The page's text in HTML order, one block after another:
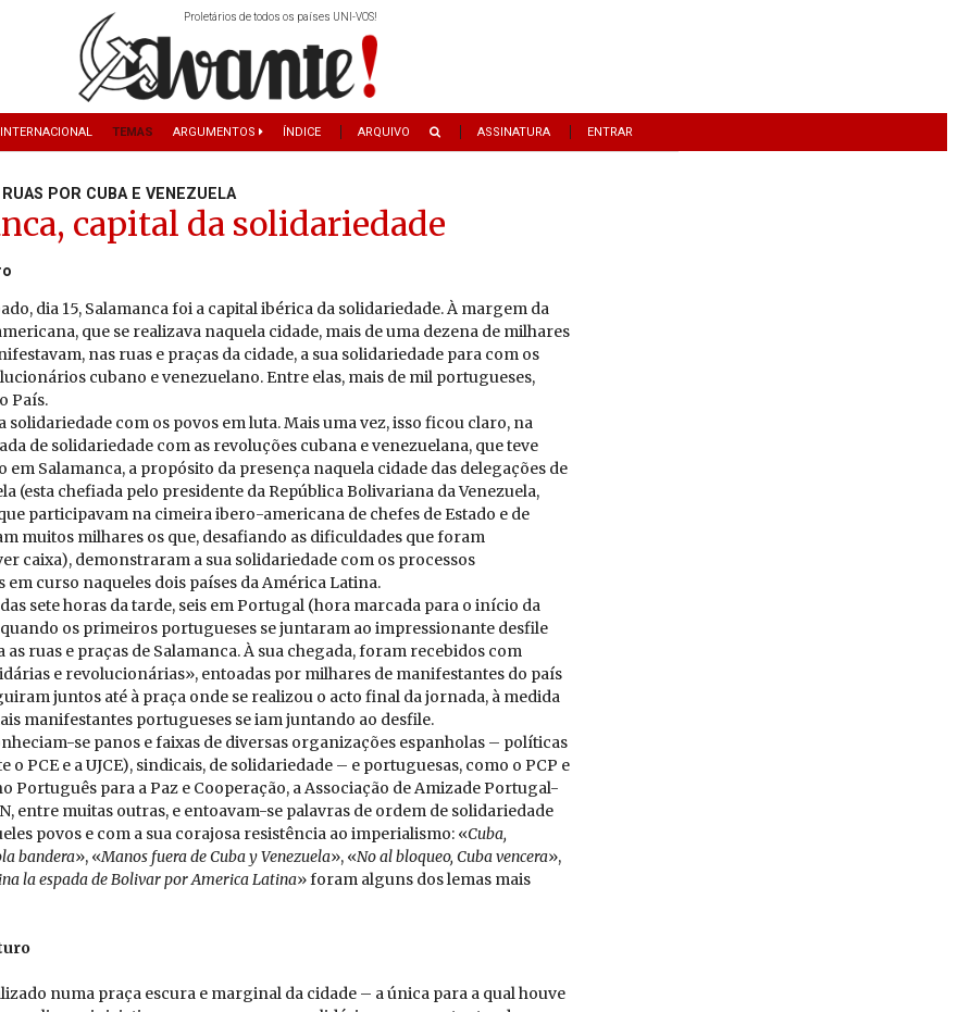
Proletários de todos os países UNI-VOS!
TEMAS ARGUMENTOS ÍNDICE ARQUIVO ASSINATURA ENTRAR
POR CUBA E VENEZUELA
capital da solidariedade
dia 15, Salamanca foi a capital ibérica da solidariedade. À margem da
que se realizava naquela cidade, mais de uma dezena de milhares
nas ruas e praças da cidade, a sua solidariedade para com os
cubano e venezuelano. Entre elas, mais de mil portugueses,
País.
solidariedade com os povos em luta. Mais uma vez, isso ficou claro, na
de solidariedade com as revoluções cubana e venezuelana, que teve
em Salamanca, a propósito da presença naquela cidade das delegações de
(esta chefiada pelo presidente da República Bolivariana da Venezuela,
participavam na cimeira ibero-americana de chefes de Estado e de
muitos milhares os que, desafiando as dificuldades que foram
caixa), demonstraram a sua solidariedade com os processos
curso naqueles dois países da América Latina.
sete horas da tarde, seis em Portugal (hora marcada para o início da
os primeiros portugueses se juntaram ao impressionante desfile
ruas e praças de Salamanca. À sua chegada, foram recebidos com
e revolucionárias», entoadas por milhares de manifestantes do país
juntos até à praça onde se realizou o acto final da jornada, à medida
manifestantes portugueses se iam juntando ao desfile.
se panos e faixas de diversas organizações espanholas – políticas
o PCE e a UJCE), sindicais, de solidariedade – e portuguesas, como o PCP e
Português para a Paz e Cooperação, a Associação de Amizade Portugal-
entre muitas outras, e entoavam-se palavras de ordem de solidariedade
povos e com a sua corajosa resistência ao imperialismo: «Cuba,
ban­dera», «Manos fuera de Cuba y Ve­ne­zuela», «No al blo­queo, Cuba ven­cera»,
la es­pada de Bo­livar por Ame­rica La­tina» foram alguns dos lemas mais
numa praça escura e marginal da cidade – a única para a qual houve